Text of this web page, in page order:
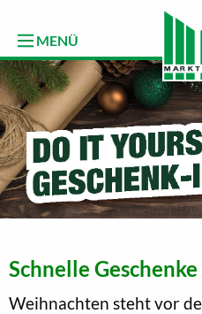
MENÜ
Schnelle
Weihnachten steht vor